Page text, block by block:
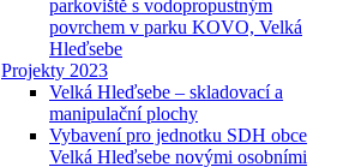
parkoviště s vodopropustným
povrchem v parku KOVO, Velká
Hleďsebe
Projekty 2023
Velká Hleďsebe – skladovací a
manipulační plochy
Vybavení pro jednotku SDH obce
Velká Hleďsebe novými osobními